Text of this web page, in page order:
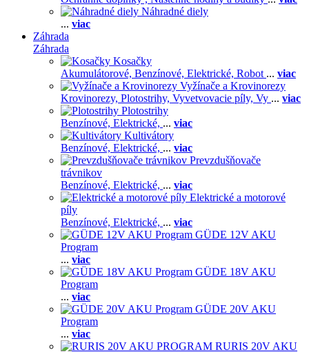
Náhradné diely
... viac
Záhrada
Záhrada
Kosačky
Akumulátorové, Benzínové, Elektrické, Robot ... viac
Vyžínače a Krovinorezy
Krovinorezy, Plotostrihy, Vyvetvovacie píly, Vy ... viac
Plotostrihy
Benzínové, Elektrické, ... viac
Kultivátory
Benzínové, Elektrické, ... viac
Prevzdušňovače
trávnikov
Benzínové, Elektrické, ... viac
Elektrické a motorové
píly
Benzínové, Elektrické, ... viac
GÜDE 12V AKU
Program
... viac
GÜDE 18V AKU
Program
... viac
GÜDE 20V AKU
Program
... viac
RURIS 20V AKU